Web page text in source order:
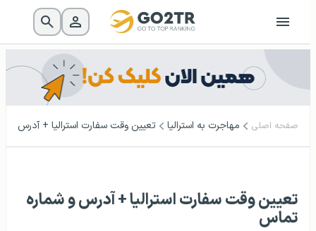
صفحه اصلی مهاجرت به استرالیا تعیین وقت سفارت استرالیا + آدرس و
تعیین وقت سفارت استرالیا + آدرس و شماره
تماس